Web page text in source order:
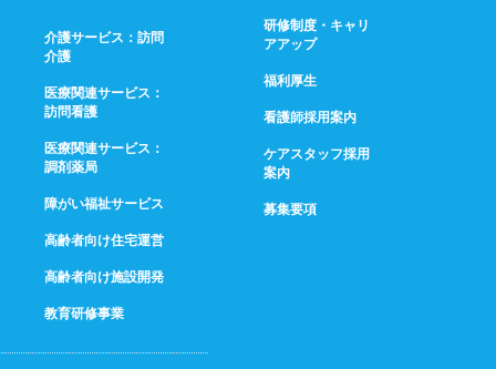
介護サービス：訪問
介護
医療関連サービス：
訪問看護
医療関連サービス：
調剤薬局
障がい福祉サービス
高齢者向け住宅運営
高齢者向け施設開発
教育研修事業
研修制度・キャリ
アアップ
福利厚生
看護師採用案内
ケアスタッフ採用
案内
募集要項